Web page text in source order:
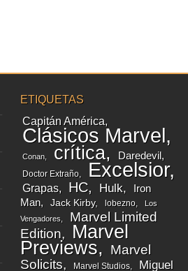
ETIQUETAS
Capitán América
Clásicos Marvel
Conan crítica Daredevil
Doctor Extraño Excelsior
Grapas HC Hulk
Iron
Man
Jack Kirby lobezno
Los
Vengadores
Marvel Limited
Edition
Marvel
Previews
Marvel
Solicits
Marvel Studios
Miguel